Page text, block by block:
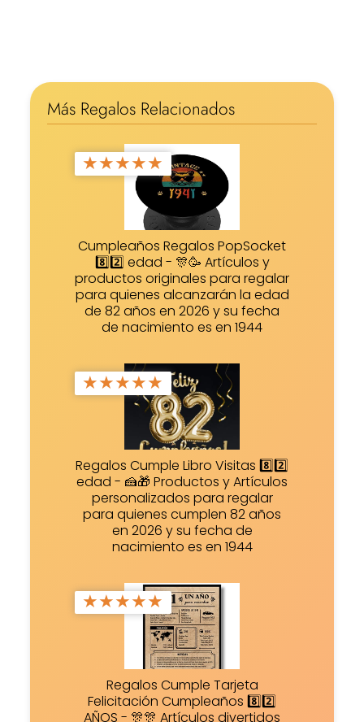
Más Regalos Relacionados
★★★★★
Cumpleaños Regalos PopSocket
8️⃣2️⃣ edad - 🎊🥳 Artículos y
productos originales para regalar
para quienes alcanzarán la edad
de 82 años en 2026 y su fecha
de nacimiento es en 1944
★★★★★
Regalos Cumple Libro Visitas 8️⃣2️⃣
edad - 🍰🎁 Productos y Artículos
personalizados para regalar
para quienes cumplen 82 años
en 2026 y su fecha de
nacimiento es en 1944
★★★★★
Regalos Cumple Tarjeta
Felicitación Cumpleaños 8️⃣2️⃣
AÑOS - 🎊🎊 Artículos divertidos